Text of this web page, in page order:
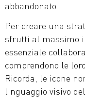
abbandonato.
Per creare una
sfrutti al massimo
essenziale
comprendono le
Ricorda, le icone
linguaggio visivo